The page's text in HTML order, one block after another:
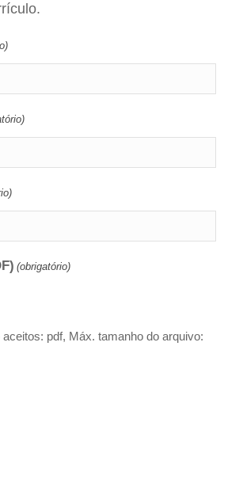
(obrigatório)
pdf, Máx. tamanho do arquivo: